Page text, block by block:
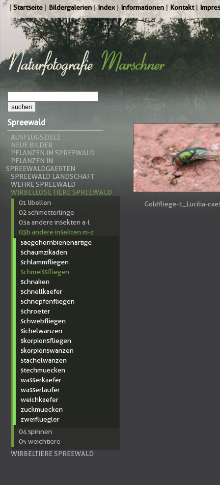
Startseite Bildergalerien Index Informationen Kontakt
Spreewald
AUSFLUGSZIELE
NEUE BILDER
PFLANZEN IM SPREEWALD
PFLANZEN IN
SPREEWALDGAERTEN
SPREEWALD LANDSCHAFT
WEHRE SPREEWALD
WIRBELLOSE TIERE SPREEWALD
01 libellen
02 schmetterlinge
03a andere insekten a-l
03b andere insekten m-z
saegehornbienenartige
schaumzikaden
schlammfliegen
schmeissfliegen
schnaken
schnellkaefer
schnepfenfliegen
schroeter
schwebfliegen
sichelwanzen
skorpionsfliegen
skorpionswanzen
stachelwanzen
stechmuecken
wasserkaefer
wasserlaufer
weichkaefer
zuckmuecken
zweifluegler
04 spinnen
05 weichtiere
WIRBELTIERE SPREEWALD
Goldfliege-1_Lucilia-